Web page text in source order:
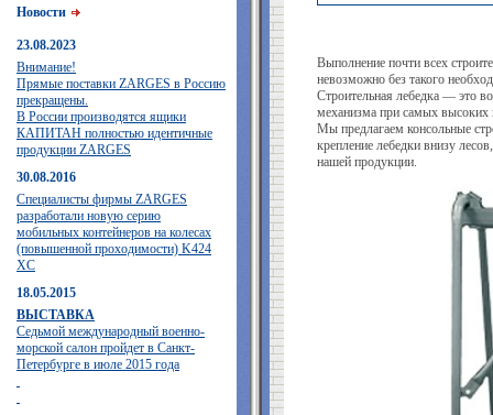
Новости
23.08.2023
Внимание!
Прямые поставки ZARGES в Россию
прекращены.
В России производятся ящики
КАПИТАН полностью идентичные
продукции ZARGES
30.08.2016
Специалисты фирмы ZARGES
разработали новую серию
мобильных контейнеров на колесах
(повышенной проходимости) K424
XC
18.05.2015
ВЫСТАВКА
Седьмой международный военно-
морской салон пройдет в Санкт-
Петербурге в июле 2015 года
Выполнение почти всех
невозможно без такого
Строительная лебедка — это
механизма при самых высоких
Мы предлагаем консольные
крепление лебедки внизу
нашей продукции.